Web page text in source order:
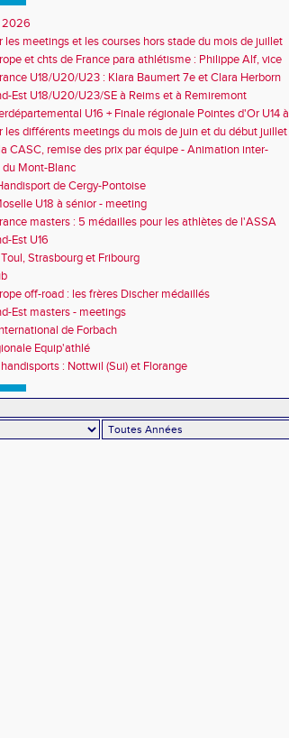
2026
les meetings et les courses hors stade du mois de juillet
et chts de France para athlétisme : Philippe Alf, vice
et multiples médaillés aux France
U18/U20/U23 : Klara Baumert 7e et Clara Herborn
Est U18/U20/U23/SE à Reims et à Remiremont
U16 + Finale régionale Pointes d'Or U14 à
les différents meetings du mois de juin et du début juillet
CASC, remise des prix par équipe - Animation inter-
Mont-Blanc
de Cergy-Pontoise
U18 à sénior - meeting
masters : 5 médailles pour les athlètes de l'ASSA
Est U16
Strasbourg et Fribourg
off-road : les frères Discher médaillés
Est masters - meetings
de Forbach
Equip'athlé
: Nottwil (Sui) et Florange